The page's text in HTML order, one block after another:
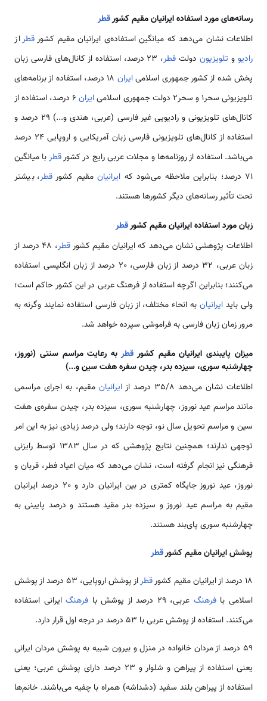
رسانه‌های مورد استفاده ایرانیان مقیم کشورقطر
اطلاعات نشان می‌دهد که میانگین استفاده‌ی ایرانیان مقیم کشورقطراز
رادیوو تلویزیوندولت قطر
، 23 درصد، استفاده از کانال‌های فارسی زبان
پخش شده از کشور جمهوری اسلامیایران
18 درصد، استفاده از برنامه‌های
تلویزیونی سحر1 و سحر2 دولت جمهوری اسلامی
ایران
6 درصد، استفاده از
کانال‌های تلویزیونی و رادیویی غیر فارسی (عربی، هندی و...) 29 درصد و
استفاده از کانال‌های تلویزیونی فارسی زبان آمریکایی و اروپایی 24 درصد
می‌باشد. استفاده از روزنامه‌ها و مجلات عربی رایج در کشورقطربا میانگین
71 درصد؛ بنابراین ملاحظه می‌شود كه
ایرانیان مقیم کشورقطر، بیشتر
تحت تأثیر رسانه‌های دیگر كشورها هستند.
زبان مورد استفاده ایرانیان مقیم کشورقطر
اطلاعات پژوهشی نشان می‌دهد كه ایرانیان مقیم کشورقطر
، 48 درصد از
زبان عربی، 32 درصد از زبان فارسی، 20 درصد از زبان انگلیسی استفاده
می‌كنند؛ بنابراین اگرچه استفاده از فرهنگ عربی در این کشور حاکم است؛
ولی باید ایرانیانبه انحاء مختلف، از زبان فارسی استفاده نمایند وگرنه به
مرور زمان زبان فارسی به فراموشی سپرده خواهد شد.
میزان پایبندی ایرانیان مقیم کشور قطربه رعایت مراسم سنتی (نوروز،
چهارشنبه سوری، سیزده بدر، چیدن سفره هفت سین و...)
اطلاعات نشان می‌دهد 35/8 درصد از
ایرانیان مقیم، به اجرای مراسمی
مانند مراسم عید نوروز، چهارشنبه سوری، سیزده بدر، چیدن سفره‌ی هفت
سین و مراسم تحویل سال نو، توجه دارند؛ ولی درصد زیادی نیز به این امر
توجهی ندارند؛ همچنین نتایج پژوهشی که در سال 1383 توسط رایزنی
فرهنگی نیز انجام گرفته است، نشان می‌دهد که میان اعیاد فطر، قربان و
نوروز، عید نوروز جایگاه کمتری در بین ایرانیان دارد و 20 درصد ایرانیان
مقیم به مراسم عید نوروز و سیزده بدر مقید هستند و درصد پایینی به
چهارشنبه سوری پای‌بند هستند.
پوشش ایرانیان مقیم کشورقطر
18 درصد از ایرانیان مقیم کشور قطر
از پوشش اروپایی، 53 درصد از پوشش
اسلامی بافرهنگ عربی، 29 درصد از پوشش با فرهنگایرانی استفاده
می‌کنند. استفاده از پوشش عربی با 53 درصد در درجه اول قرار دارد.
59 درصد از مردان خانواده در منزل و بیرون شبیه به پوشش مردان ایرانی
یعنی استفاده از پیراهن و شلوار و 23 درصد دارای پوشش عربی؛ یعنی
استفاده از پیراهن بلند سفید (دشداشه) همراه با چفیه می‌باشند. خانم‌ها